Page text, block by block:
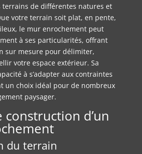
de différentes natures et
votre terrain soit plat, en pente,
le mur enrochement peut
à ses particularités, offrant
sur mesure pour délimiter,
votre espace extérieur. Sa
à s’adapter aux contraintes
un choix idéal pour de nombreux
paysager.
construction d’un
du terrain